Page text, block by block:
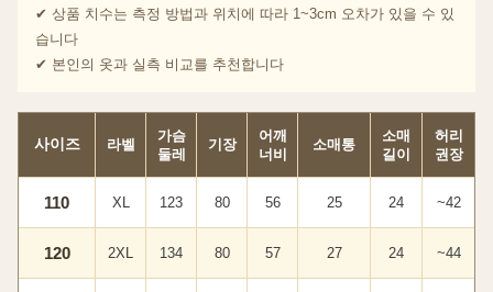
✔ 상품 치수는 측정 방법과 위치에 따라 1~3cm 오차가 있을 수 있
습니다
✔ 본인의 옷과 실측 비교를 추천합니다
사이즈 라벨
가슴
둘레
기장
어깨
너비
소매통
소매
길이
허리
권장
110 XL 123 80 56 25 24 ~42
120 2XL 134 80 57 27 24 ~44